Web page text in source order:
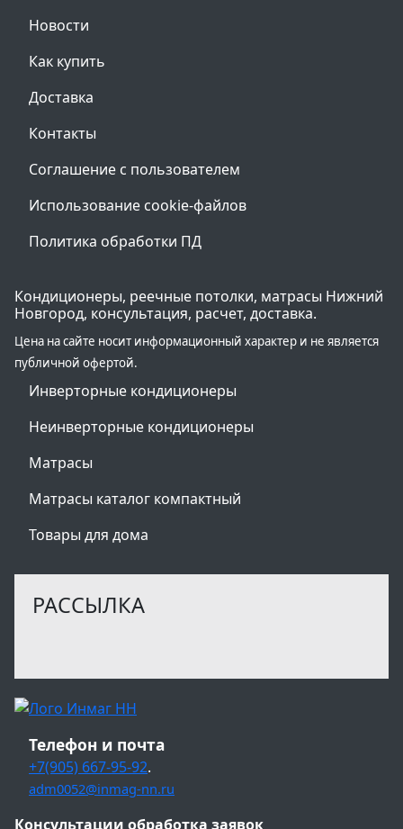
Новости
Как купить
Доставка
Контакты
Соглашение с пользователем
Использование cookie-файлов
Политика обработки ПД
Кондиционеры, реечные потолки, матрасы Нижний
Новгород, консультация, расчет, доставка.
Цена на сайте носит информационный характер и не является
публичной офертой.
Инверторные кондиционеры
Неинверторные кондиционеры
Матрасы
Матрасы каталог компактный
Товары для дома
РАССЫЛКА
Телефон и почта
+7(905) 667-95-92.
adm0052@inmag-nn.ru
Консультации обработка заявок